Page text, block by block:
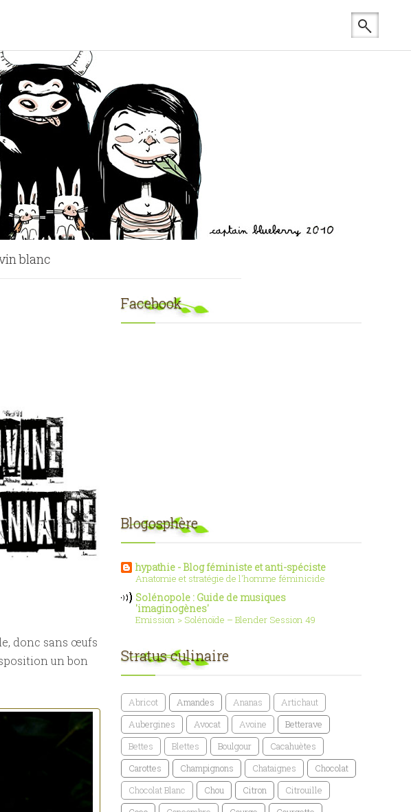
blanc
donc sans œufs
un bon
Facebook
Blogosphère
hypathie - Blog féministe et anti-spéciste
Anatomie et stratégie de l'homme féminicide
Solénopole : Guide de musiques
'imaginogènes'
Emission > Solénoïde – Blender Session 49
Stratus culinaire
Abricot Amandes Ananas
Artichaut
Aubergines
Avocat Avoine
Betterave
Bettes
Blettes Boulgour
Cacahuètes
Carottes
Champignons Chataignes
Chocolat
Chocolat Blanc
Chou Citron
Citrouille